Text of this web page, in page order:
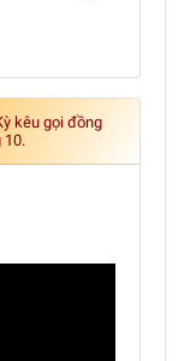
kêu gọi đồng
10.